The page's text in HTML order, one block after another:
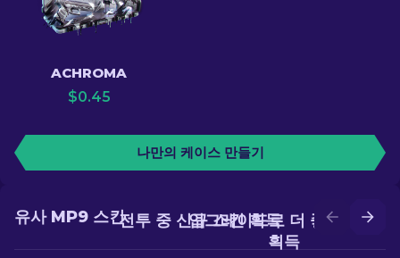
ACHROMA
$0.45
나만의 케이스 만들기
업그레이드로 더 좋은 스킨
획득
전투 중 신규 스킨 획득
유사 MP9 스킨